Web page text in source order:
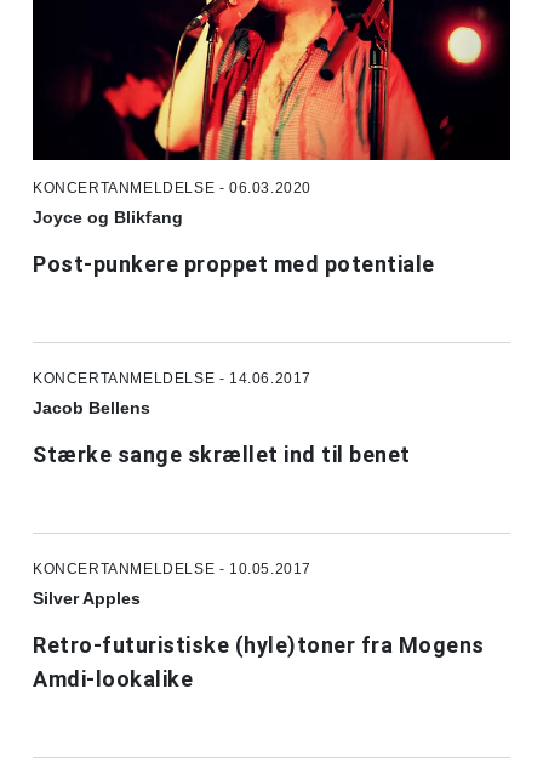
KONCERTANMELDELSE - 06.03.2020
Joyce og Blikfang
Post-punkere proppet med potentiale
KONCERTANMELDELSE - 14.06.2017
Jacob Bellens
Stærke sange skrællet ind til benet
KONCERTANMELDELSE - 10.05.2017
Silver Apples
Retro-futuristiske (hyle)toner fra Mogens
Amdi-lookalike